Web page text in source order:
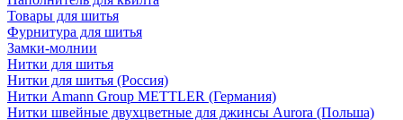
Товары для шитья
Фурнитура для шитья
Замки-молнии
Нитки для шитья
Нитки для шитья (Россия)
Нитки Amann Group METTLER (Германия)
Нитки швейные двухцветные для джинсы Aurora (Польша)